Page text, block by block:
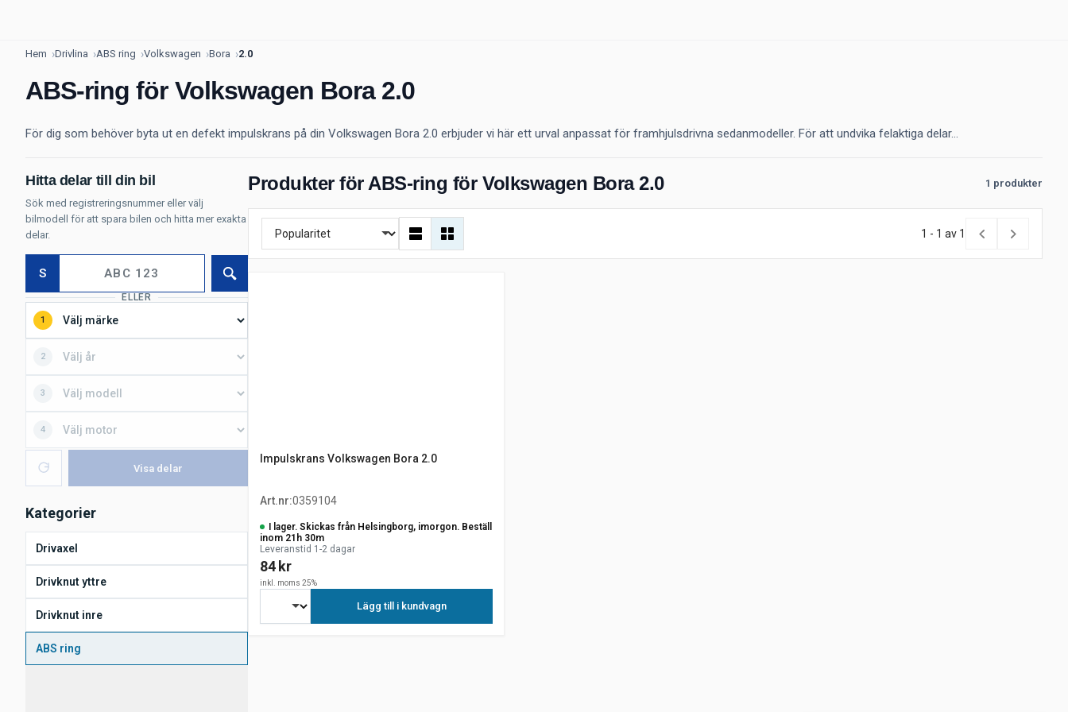
Hem Drivlina ABS ring Volkswagen Bora 2.0
ABS-ring för Volkswagen Bora 2.0
För dig som behöver byta ut en defekt impulskrans på din Volkswagen Bora 2.0 erbjuder vi här ett urval anpassat för framhjulsdrivna sedanmodeller. För att undvika felaktiga delar...
Hitta delar till din bil
Sök med registreringsnummer eller välj
bilmodell för att spara bilen och hitta mer exakta
delar.
S Sök
ELLER
1
2
3
4
Visa delar
Kategorier
Drivaxel
Drivknut yttre
Drivknut inre
ABS ring
Produkter för ABS-ring för Volkswagen Bora 2.0 1 produkter
1 - 1 av 1
Impulskrans Volkswagen Bora 2.0
Art.nr:0359104
I lager. Skickas från Helsingborg, imorgon. Beställ
inom 21h 30m
Leveranstid 1-2 dagar
84 kr
inkl. moms 25%
Lägg till i kundvagn